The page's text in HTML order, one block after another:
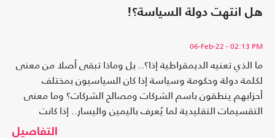
هل انتهت دولة السياسة؟!
06-Feb-22 - 02:13 PM
ما الذي تعنيه الديمقراطية إذا؟.. بل وماذا تبقى أصلا من معنى
لكلمة دولة وحكومة وسياسة إذا كان السياسيون بمختلف
أحزابهم ينطقون باسم الشركات ومصالح الشركات؟ وما معنى
التقسيمات التقليدية لما يُعرف باليمين واليسار.. إذا كانت
البرامج في أغلب -إن لم يكن كل- الأحوال هي برامج الشركاتالتفاصيل